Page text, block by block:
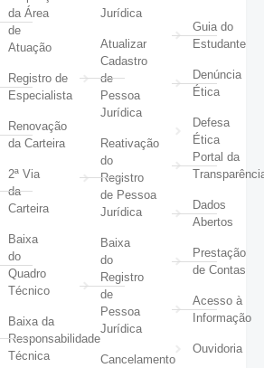
da Área
de
Atuação
Registro de
Especialista
Renovação
da Carteira
2ª Via
da
Carteira
Baixa
do
Quadro
Técnico
Baixa da
Responsabilidade
Técnica
Jurídica
Atualizar
Cadastro
de
Pessoa
Jurídica
Reativação
do
Registro
de Pessoa
Jurídica
Baixa
do
Registro
de
Pessoa
Jurídica
Cancelamento
Guia do
Estudante
Denúncia
Ética
Defesa
Ética
Portal da
Dados
Abertos
Prestação
de Contas
Acesso à
Informação
Ouvidoria